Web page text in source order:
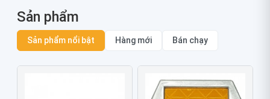
Sản phẩm
Sản phẩm nổi bật Hàng mới Bán chạy